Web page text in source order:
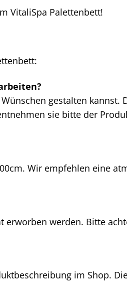
VitaliSpa Palettenbett!
gestalten kannst.
sie bitte der
Wir empfehlen eine
werden. Bitte
im Shop.